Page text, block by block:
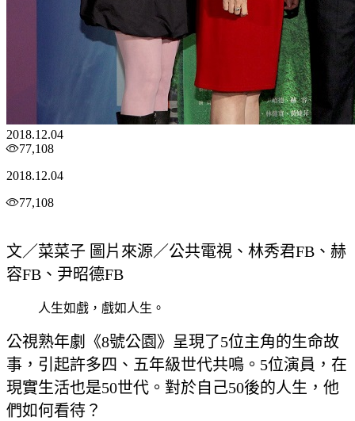
2018.12.04
77,108
2018.12.04
77,108
文／菜菜子 圖片來源／公共電視、林秀君FB、赫
容FB、尹昭德FB
人生如戲，戲如人生。
公視熟年劇《8號公園》呈現了5位主角的生命故
事，引起許多四、五年級世代共鳴。5位演員，在
現實生活也是50世代。對於自己50後的人生，他
們如何看待？